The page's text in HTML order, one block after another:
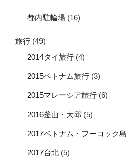
都内駐輪場 (16)
旅行 (49)
2014タイ旅行 (4)
2015ベトナム旅行 (3)
2015マレーシア旅行 (6)
2016釜山・大邱 (5)
2017ベトナム・フーコック島
2017台北 (5)